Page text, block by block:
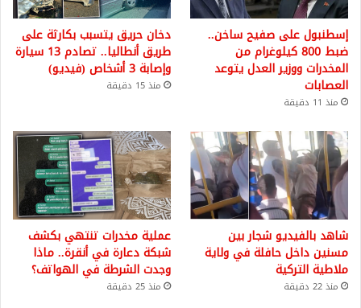
إسطنبول على صفيح ساخن..
ضبط 800 كيلوغرام من
المخدرات ووزير العدل يتوعد
العصابات
منذ 11 دقيقة
دخان حريق يتسبب بكارثة على
طريق أنطاليا.. تصادم 13 سيارة
وإصابة 3 أشخاص (فيديو)
منذ 15 دقيقة
شاهد بالفيديو شجار بين
مسنين داخل حافلة في ولاية
ملاطية التركية
منذ 22 دقيقة
عملية مخدرات تنتهي بكشف
شبكة دعارة في أنقرة.. ماذا
وجدت الشرطة في الهواتف؟
منذ 25 دقيقة